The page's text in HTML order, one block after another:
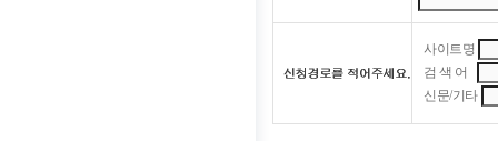
사이트명
검 색 어
신문/기타